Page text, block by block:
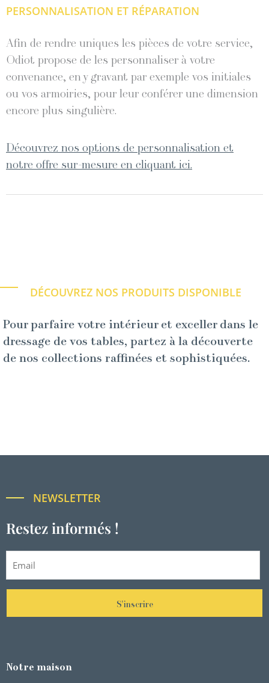
PERSONNALISATION ET RÉPARATION
Afin de rendre uniques les pièces de votre service,
Odiot propose de les personnaliser à votre
convenance, en y gravant par exemple vos initiales
ou vos armoiries, pour leur conférer une dimension
encore plus singulière.
Découvrez nos options de personnalisation et
notre offre sur-mesure en cliquant ici.
DÉCOUVREZ NOS PRODUITS DISPONIBLE
Pour parfaire votre intérieur et exceller dans le
dressage de vos tables, partez à la découverte
de nos collections raffinées et sophistiquées.
NEWSLETTER
Restez informés !
S'inscrire
Notre maison